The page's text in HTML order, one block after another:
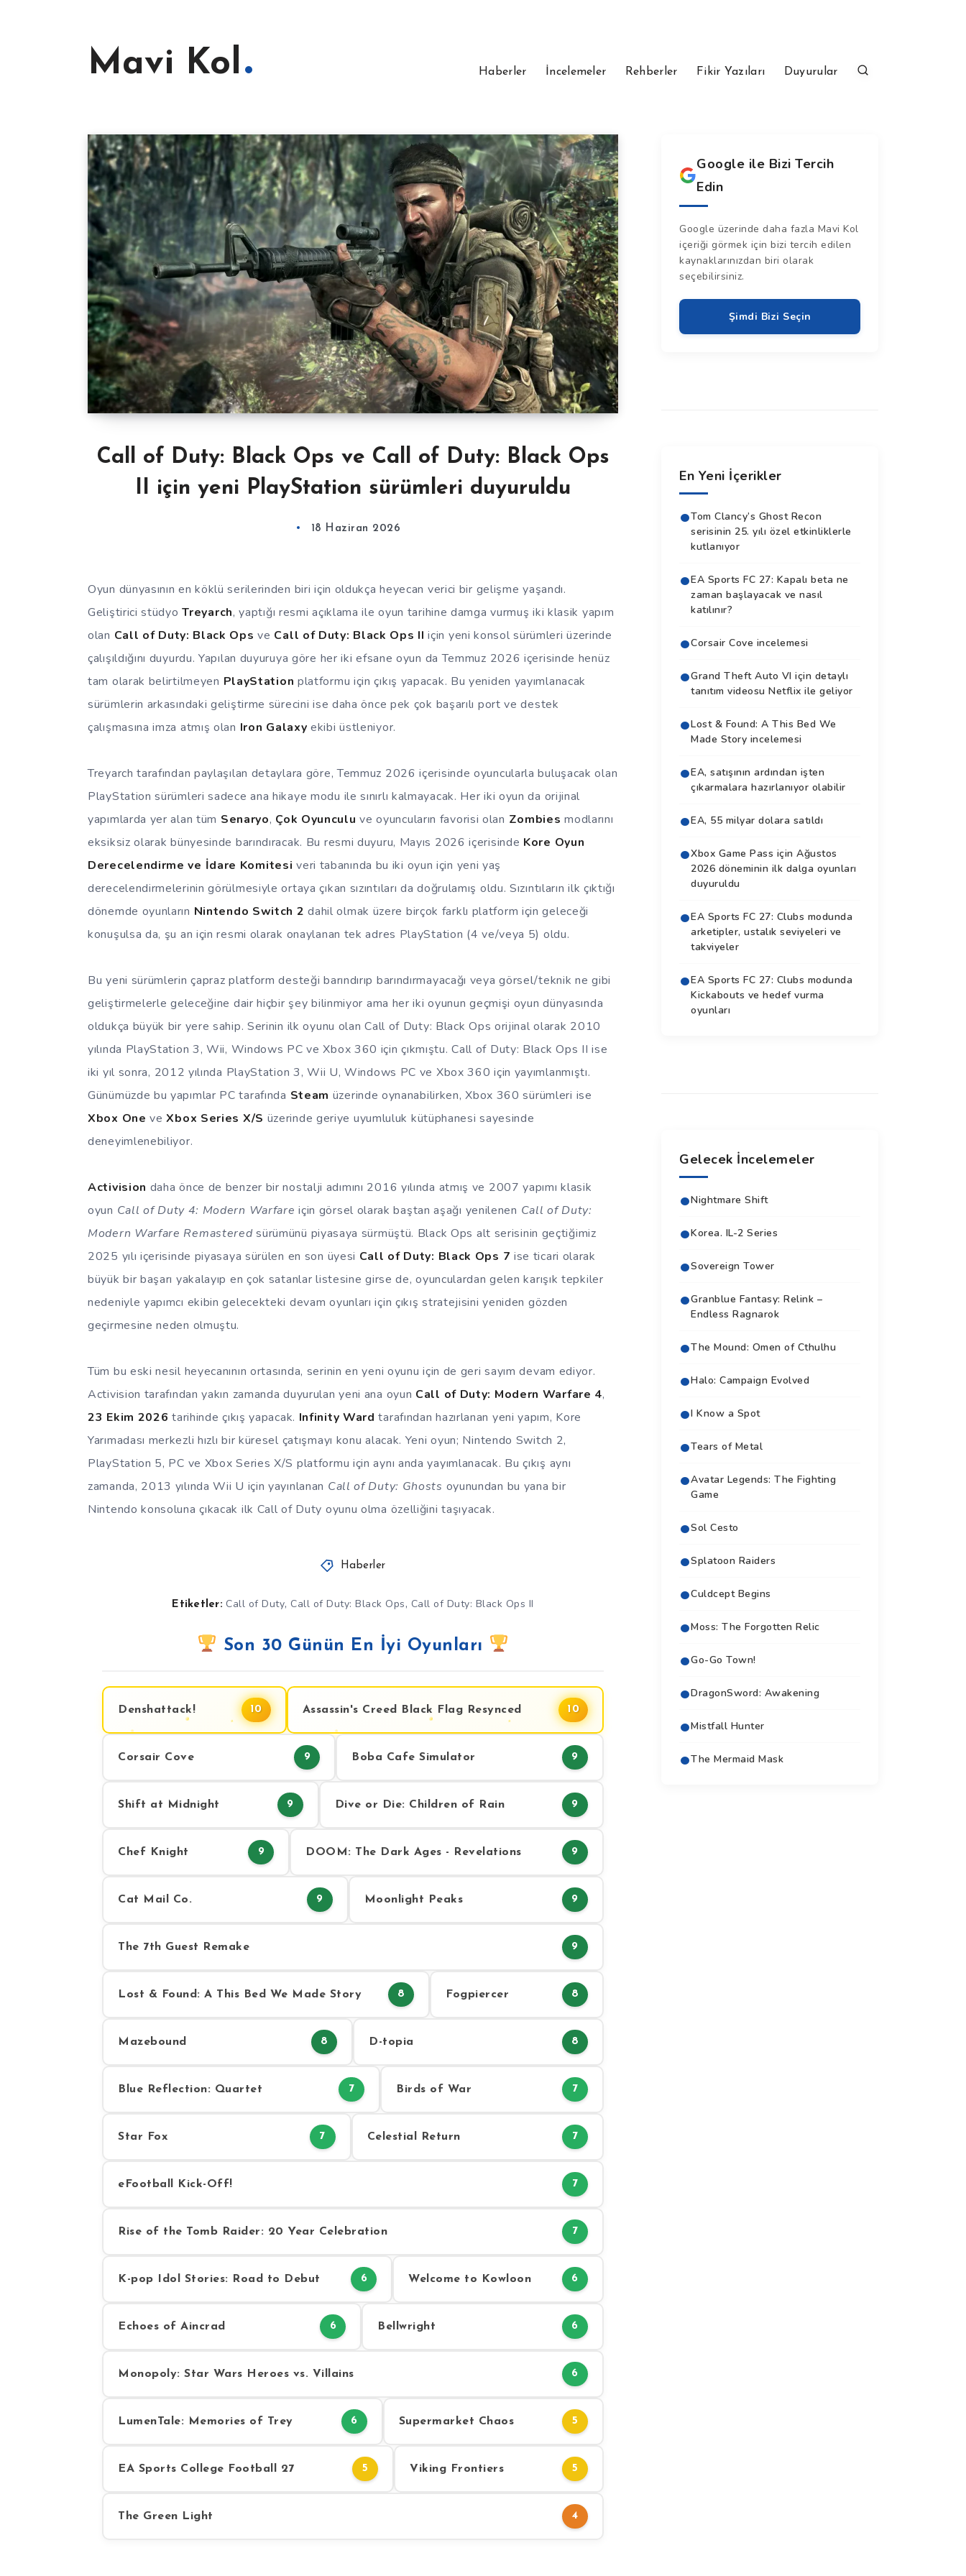
Mavi Kol Haberler İncelemeler Rehberler Fikir Yazıları Duyurular
Call of Duty: Black Ops ve Call of Duty: Black Ops
II için yeni PlayStation sürümleri duyuruldu
18 Haziran 2026
Oyun dünyasının en köklü serilerinden biri için oldukça heyecan verici bir gelişme yaşandı.
Geliştirici stüdyoTreyarch, yaptığı resmi açıklama ile oyun tarihine damga vurmuş iki klasik yapım
olan Call of Duty: Black Ops ve Call of Duty: Black Ops II için yeni konsol sürümleri üzerinde
çalışıldığını duyurdu. Yapılan duyuruya göre her iki efsane oyun da Temmuz 2026 içerisinde henüz
tam olarak belirtilmeyen PlayStation platformu için çıkış yapacak. Bu yeniden yayımlanacak
sürümlerin arkasındaki geliştirme sürecini ise daha önce pek çok başarılı port ve destek
çalışmasına imza atmış olan Iron Galaxy ekibi üstleniyor.
Treyarch tarafından paylaşılan detaylara göre, Temmuz 2026 içerisinde oyuncularla buluşacak olan
PlayStation sürümleri sadece ana hikaye modu ile sınırlı kalmayacak. Her iki oyun da orijinal
yapımlarda yer alan tüm Senaryo, Çok Oyunculu ve oyuncuların favorisi olan Zombies modlarını
eksiksiz olarak bünyesinde barındıracak. Bu resmi duyuru, Mayıs 2026 içerisinde Kore Oyun
Derecelendirme ve İdare Komitesi veri tabanında bu iki oyun için yeni yaş
derecelendirmelerinin görülmesiyle ortaya çıkan sızıntıları da doğrulamış oldu. Sızıntıların ilk çıktığı
dönemde oyunların Nintendo Switch 2 dahil olmak üzere birçok farklı platform için geleceği
konuşulsa da, şu an için resmi olarak onaylanan tek adres PlayStation (4 ve/veya 5) oldu.
Bu yeni sürümlerin çapraz platform desteği barındırıp barındırmayacağı veya görsel/teknik ne gibi
geliştirmelerle geleceğine dair hiçbir şey bilinmiyor ama her iki oyunun geçmişi oyun dünyasında
oldukça büyük bir yere sahip. Serinin ilk oyunu olan Call of Duty: Black Ops orijinal olarak 2010
yılında PlayStation 3, Wii, Windows PC ve Xbox 360 için çıkmıştu. Call of Duty: Black Ops II ise
iki yıl sonra, 2012 yılında PlayStation 3, Wii U, Windows PC ve Xbox 360 için yayımlanmıştı.
Günümüzde bu yapımlar PC tarafında Steam üzerinde oynanabilirken, Xbox 360 sürümleri ise
Xbox One veXbox Series X/S üzerinde geriye uyumluluk kütüphanesi sayesinde
deneyimlenebiliyor.
Activision daha önce de benzer bir nostalji adımını 2016 yılında atmış ve 2007 yapımı klasik
oyun Call of Duty 4: Modern Warfare için görsel olarak baştan aşağı yenilenen Call of Duty:
Modern Warfare Remastered sürümünü piyasaya sürmüştü. Black Ops alt serisinin geçtiğimiz
2025 yılı içerisinde piyasaya sürülen en son üyesi Call of Duty: Black Ops 7 ise ticari olarak
büyük bir başarı yakalayıp en çok satanlar listesine girse de, oyunculardan gelen karışık tepkiler
nedeniyle yapımcı ekibin gelecekteki devam oyunları için çıkış stratejisini yeniden gözden
geçirmesine neden olmuştu.
Tüm bu eski nesil heyecanının ortasında, serinin en yeni oyunu için de geri sayım devam ediyor.
Activision tarafından yakın zamanda duyurulan yeni ana oyun Call of Duty: Modern Warfare 4,
23 Ekim 2026 tarihinde çıkış yapacak. Infinity Ward tarafından hazırlanan yeni yapım, Kore
Yarımadası merkezli hızlı bir küresel çatışmayı konu alacak. Yeni oyun; Nintendo Switch 2,
PlayStation 5, PC ve Xbox Series X/S platformu için aynı anda yayımlanacak. Bu çıkış aynı
zamanda, 2013 yılında Wii U için yayınlanan Call of Duty: Ghosts oyunundan bu yana bir
Nintendo konsoluna çıkacak ilk Call of Duty oyunu olma özelliğini taşıyacak.
Haberler
Etiketler: Call of Duty, Call of Duty: Black Ops, Call of Duty: Black Ops II
Son 30 Günün En İyi Oyunları
Denshattack! 10 Assassin's Creed Black Flag Resynced 10
Corsair Cove 9 Boba Cafe Simulator 9
Shift at Midnight 9 Dive or Die: Children of Rain 9
Chef Knight 9 DOOM: The Dark Ages - Revelations 9
Cat Mail Co. 9 Moonlight Peaks 9
The 7th Guest Remake 9
Lost & Found: A This Bed We Made Story 8 Fogpiercer 8
Mazebound 8 D-topia 8
Blue Reflection: Quartet 7 Birds of War 7
Star Fox 7 Celestial Return 7
eFootball Kick-Off! 7
Rise of the Tomb Raider: 20 Year Celebration 7
K-pop Idol Stories: Road to Debut 6 Welcome to Kowloon 6
Echoes of Aincrad 6 Bellwright 6
Monopoly: Star Wars Heroes vs. Villains 6
LumenTale: Memories of Trey 6 Supermarket Chaos 5
EA Sports College Football 27 5 Viking Frontiers 5
The Green Light 4
Google ile Bizi Tercih
Edin
Google üzerinde daha fazla Mavi Kol
içeriği görmek için bizi tercih edilen
kaynaklarınızdan biri olarak
seçebilirsiniz.
Şimdi Bizi Seçin
En Yeni İçerikler
Tom Clancy’s Ghost Recon
serisinin 25. yılı özel etkinliklerle
kutlanıyor
EA Sports FC 27: Kapalı beta ne
zaman başlayacak ve nasıl
katılınır?
Corsair Cove incelemesi
Grand Theft Auto VI için detaylı
tanıtım videosu Netflix ile geliyor
Lost & Found: A This Bed We
Made Story incelemesi
EA, satışının ardından işten
çıkarmalara hazırlanıyor olabilir
EA, 55 milyar dolara satıldı
Xbox Game Pass için Ağustos
2026 döneminin ilk dalga oyunları
duyuruldu
EA Sports FC 27: Clubs modunda
arketipler, ustalık seviyeleri ve
takviyeler
EA Sports FC 27: Clubs modunda
Kickabouts ve hedef vurma
oyunları
Gelecek İncelemeler
Nightmare Shift
Korea. IL-2 Series
Sovereign Tower
Granblue Fantasy: Relink –
Endless Ragnarok
The Mound: Omen of Cthulhu
Halo: Campaign Evolved
I Know a Spot
Tears of Metal
Avatar Legends: The Fighting
Game
Sol Cesto
Splatoon Raiders
Culdcept Begins
Moss: The Forgotten Relic
Go-Go Town!
DragonSword: Awakening
Mistfall Hunter
The Mermaid Mask